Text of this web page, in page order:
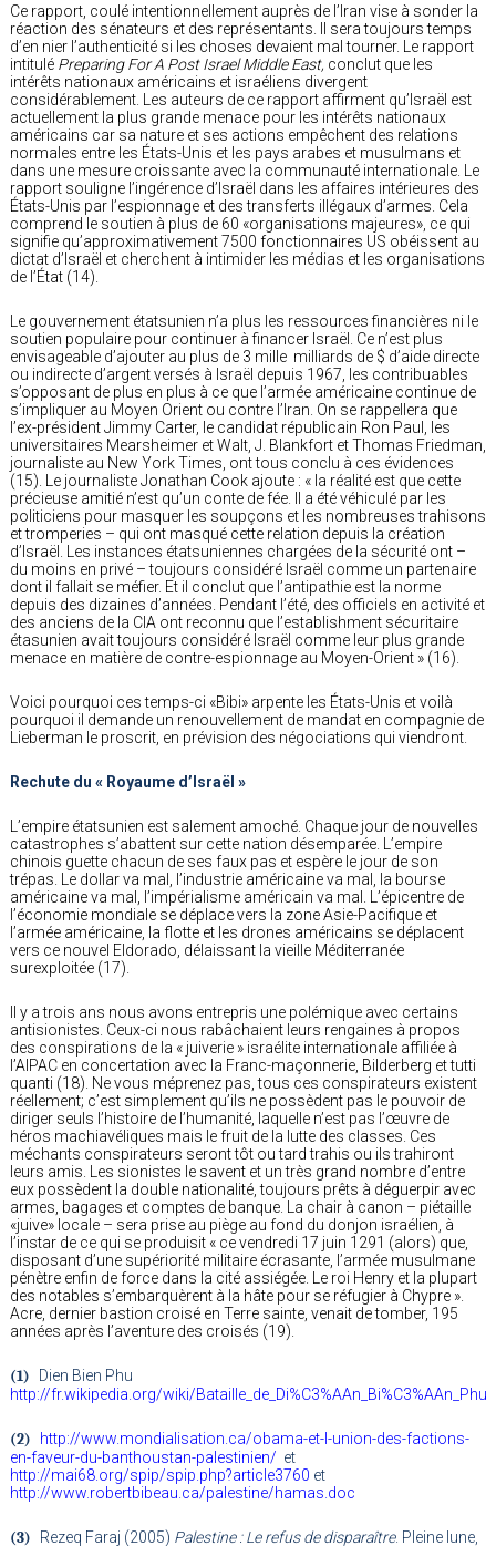
Ce rapport, coulé intentionnellement auprès de l’Iran vise à sonder la
réaction des sénateurs et des représentants. Il sera toujours temps
d’en nier l’authenticité si les choses devaient mal tourner. Le rapport
intitulé Preparing For A Post Israel Middle East, conclut que les
intérêts nationaux américains et israéliens divergent
considérablement. Les auteurs de ce rapport affirment qu’Israël est
actuellement la plus grande menace pour les intérêts nationaux
américains car sa nature et ses actions empêchent des relations
normales entre les États-Unis et les pays arabes et musulmans et
dans une mesure croissante avec la communauté internationale. Le
rapport souligne l’ingérence d’Israël dans les affaires intérieures des
États-Unis par l’espionnage et des transferts illégaux d’armes. Cela
comprend le soutien à plus de 60 «organisations majeures», ce qui
signifie qu’approximativement 7500 fonctionnaires US obéissent au
dictat d’Israël et cherchent à intimider les médias et les organisations
de l’État (14).
Le gouvernement étatsunien n’a plus les ressources financières ni le
soutien populaire pour continuer à financer Israël. Ce n’est plus
envisageable d’ajouter au plus de 3 mille milliards de $ d’aide directe
ou indirecte d’argent versés à Israël depuis 1967, les contribuables
s’opposant de plus en plus à ce que l’armée américaine continue de
s’impliquer au Moyen Orient ou contre l’Iran. On se rappellera que
l’ex-président Jimmy Carter, le candidat républicain Ron Paul, les
universitaires Mearsheimer et Walt, J. Blankfort et Thomas Friedman,
journaliste au New York Times, ont tous conclu à ces évidences
(15). Le journaliste Jonathan Cook ajoute : « la réalité est que cette
précieuse amitié n’est qu’un conte de fée. Il a été véhiculé par les
politiciens pour masquer les soupçons et les nombreuses trahisons
et tromperies – qui ont masqué cette relation depuis la création
d’Israël. Les instances étatsuniennes chargées de la sécurité ont –
du moins en privé – toujours considéré Israël comme un partenaire
dont il fallait se méfier. Et il conclut que l’antipathie est la norme
depuis des dizaines d’années. Pendant l’été, des officiels en activité et
des anciens de la CIA ont reconnu que l’establishment sécuritaire
étasunien avait toujours considéré Israël comme leur plus grande
menace en matière de contre-espionnage au Moyen-Orient » (16).
Voici pourquoi ces temps-ci «Bibi» arpente les États-Unis et voilà
pourquoi il demande un renouvellement de mandat en compagnie de
Lieberman le proscrit, en prévision des négociations qui viendront.
Rechute du « Royaume d’Israël »
L’empire étatsunien est salement amoché. Chaque jour de nouvelles
catastrophes s’abattent sur cette nation désemparée. L’empire
chinois guette chacun de ses faux pas et espère le jour de son
trépas. Le dollar va mal, l’industrie américaine va mal, la bourse
américaine va mal, l’impérialisme américain va mal. L’épicentre de
l’économie mondiale se déplace vers la zone Asie-Pacifique et
l’armée américaine, la flotte et les drones américains se déplacent
vers ce nouvel Eldorado, délaissant la vieille Méditerranée
surexploitée (17).
Il y a trois ans nous avons entrepris une polémique avec certains
antisionistes. Ceux-ci nous rabâchaient leurs rengaines à propos
des conspirations de la « juiverie » israélite internationale affiliée à
l’AIPAC en concertation avec la Franc-maçonnerie, Bilderberg et tutti
quanti (18). Ne vous méprenez pas, tous ces conspirateurs existent
réellement; c’est simplement qu’ils ne possèdent pas le pouvoir de
diriger seuls l’histoire de l’humanité, laquelle n’est pas l’œuvre de
héros machiavéliques mais le fruit de la lutte des classes. Ces
méchants conspirateurs seront tôt ou tard trahis ou ils trahiront
leurs amis. Les sionistes le savent et un très grand nombre d’entre
eux possèdent la double nationalité, toujours prêts à déguerpir avec
armes, bagages et comptes de banque. La chair à canon – piétaille
«juive» locale – sera prise au piège au fond du donjon israélien, à
l’instar de ce qui se produisit « ce vendredi 17 juin 1291 (alors) que,
disposant d’une supériorité militaire écrasante, l’armée musulmane
pénètre enfin de force dans la cité assiégée. Le roi Henry et la plupart
des notables s’embarquèrent à la hâte pour se réfugier à Chypre ».
Acre, dernier bastion croisé en Terre sainte, venait de tomber, 195
années après l’aventure des croisés (19).
(1)
Dien Bien Phu
http://fr.wikipedia.org/wiki/Bataille_de_Di%C3%AAn_Bi%C3%AAn_Phu
(2)
http://www.mondialisation.ca/obama-et-l-union-des-factions-
en-faveur-du-banthoustan-palestinien/ et
http://mai68.org/spip/spip.php?article3760 et
http://www.robertbibeau.ca/palestine/hamas.doc
(3) Rezeq Faraj (2005) Palestine : Le refus de disparaître. Pleine lune,